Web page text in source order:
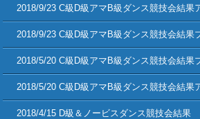
2018/9/23 C級D級アマB級ダンス競技会結果
2018/9/23 C級D級アマB級ダンス競技会結果
2018/5/20 C級D級アマB級ダンス競技会結果
2018/5/20 C級D級アマB級ダンス競技会結果
2018/4/15 D級＆ノービスダンス競技会結果